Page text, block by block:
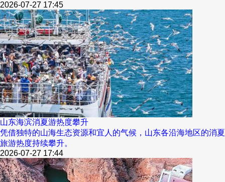
2026-07-27 17:45
山东海滨消夏游热度攀升
凭借独特的山海生态资源和宜人的气候，山东各沿海地区的消夏
旅游热度持续攀升。
2026-07-27 17:44